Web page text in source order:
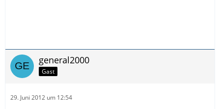
general2000
Gast
29. Juni 2012 um 12:54